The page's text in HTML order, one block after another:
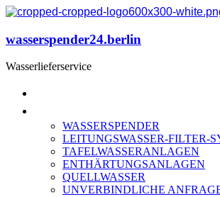
wasserspender24.berlin
Wasserlieferservice
WASSERSPENDER
LEITUNGSWASSER-FILTER-
TAFELWASSERANLAGEN
ENTHÄRTUNGSANLAGEN
QUELLWASSER
UNVERBINDLICHE